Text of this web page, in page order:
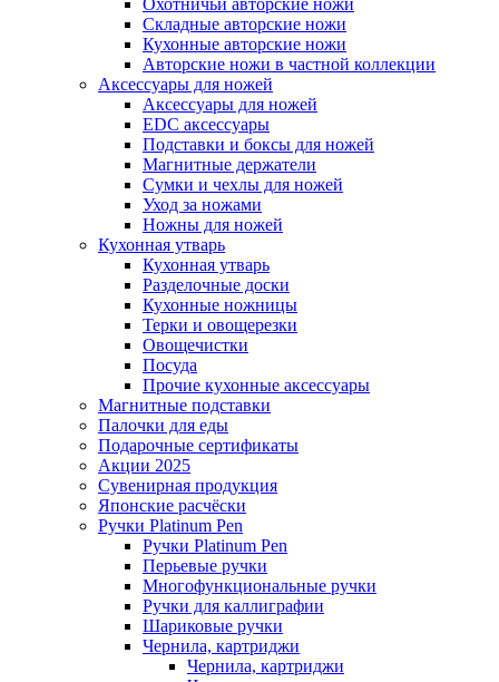
Складные авторские ножи
Кухонные авторские ножи
Авторские ножи в частной коллекции
Аксессуары для ножей
Аксессуары для ножей
EDC аксессуары
Подставки и боксы для ножей
Магнитные держатели
Сумки и чехлы для ножей
Уход за ножами
Ножны для ножей
Кухонная утварь
Кухонная утварь
Разделочные доски
Кухонные ножницы
Терки и овощерезки
Овощечистки
Посуда
Прочие кухонные аксессуары
Магнитные подставки
Палочки для еды
Подарочные сертификаты
Акции 2025
Сувенирная продукция
Японские расчёски
Ручки Platinum Pen
Ручки Platinum Pen
Перьевые ручки
Многофункциональные ручки
Ручки для каллиграфии
Шариковые ручки
Чернила, картриджи
Чернила, картриджи